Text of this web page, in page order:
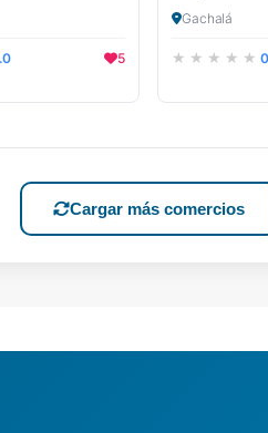
5
Gachalá
Cargar más comercios